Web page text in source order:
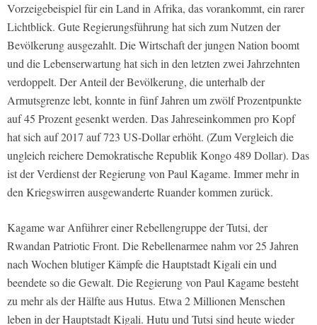
Vorzeigebeispiel für ein Land in Afrika, das vorankommt, ein rarer
Lichtblick. Gute Regierungsführung hat sich zum Nutzen der
Bevölkerung ausgezahlt. Die Wirtschaft der jungen Nation boomt
und die Lebenserwartung hat sich in den letzten zwei Jahrzehnten
verdoppelt. Der Anteil der Bevölkerung, die unterhalb der
Armutsgrenze lebt, konnte in fünf Jahren um zwölf Prozentpunkte
auf 45 Prozent gesenkt werden. Das Jahreseinkommen pro Kopf
hat sich auf 2017 auf 723 US-Dollar erhöht. (Zum Vergleich die
ungleich reichere Demokratische Republik Kongo 489 Dollar). Das
ist der Verdienst der Regierung von Paul Kagame. Immer mehr in
den Kriegswirren ausgewanderte Ruander kommen zurück.
Kagame war Anführer einer Rebellengruppe der Tutsi, der
Rwandan Patriotic Front. Die Rebellenarmee nahm vor 25 Jahren
nach Wochen blutiger Kämpfe die Hauptstadt Kigali ein und
beendete so die Gewalt. Die Regierung von Paul Kagame besteht
zu mehr als der Hälfte aus Hutus. Etwa 2 Millionen Menschen
leben in der Hauptstadt Kigali. Hutu und Tutsi sind heute wieder